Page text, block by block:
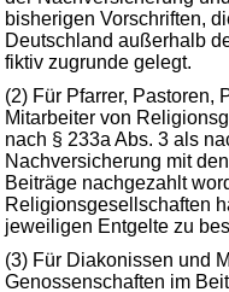
bisherigen Vorschriften,
Deutschland außerhalb
fiktiv zugrunde gelegt.
(2) Für Pfarrer, Pastoren,
Mitarbeiter von
nach § 233a Abs. 3 als
Nachversicherung mit
Beiträge nachgezahlt
Religionsgesellschaften
jeweiligen Entgelte zu
(3) Für Diakonissen und
Genossenschaften im